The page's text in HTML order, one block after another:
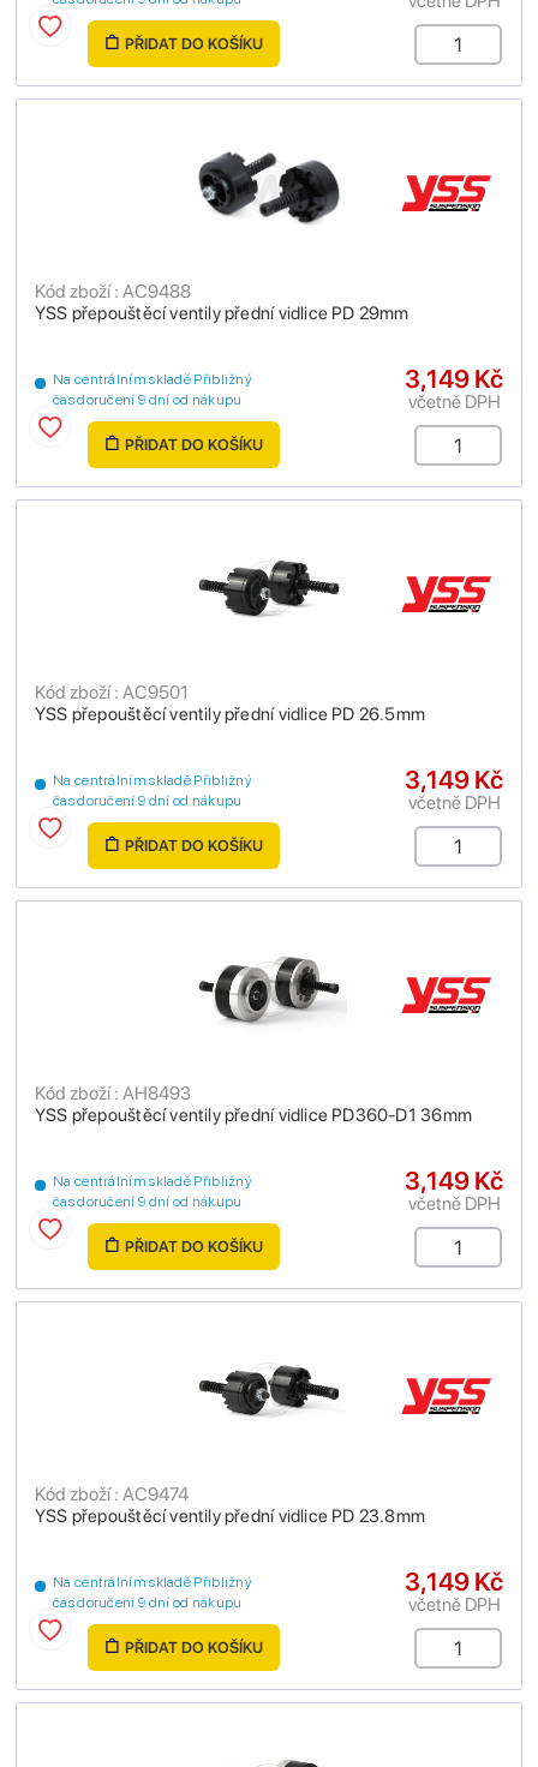
PŘIDAT DO KOŠÍKU
YSS přepouštěcí ventily přední vidlice PD 29mm
Kód zboží : AC9488
Na centrálním skladě Přibližný
čas doručení 9 dní od nákupu
3,149 Kč
včetně DPH
PŘIDAT DO KOŠÍKU
YSS přepouštěcí ventily přední vidlice PD 26.5mm
Kód zboží : AC9501
Na centrálním skladě Přibližný
čas doručení 9 dní od nákupu
3,149 Kč
včetně DPH
PŘIDAT DO KOŠÍKU
YSS přepouštěcí ventily přední vidlice PD360-D1 36mm
Kód zboží : AH8493
Na centrálním skladě Přibližný
čas doručení 9 dní od nákupu
3,149 Kč
včetně DPH
PŘIDAT DO KOŠÍKU
YSS přepouštěcí ventily přední vidlice PD 23.8mm
Kód zboží : AC9474
Na centrálním skladě Přibližný
čas doručení 9 dní od nákupu
3,149 Kč
včetně DPH
PŘIDAT DO KOŠÍKU